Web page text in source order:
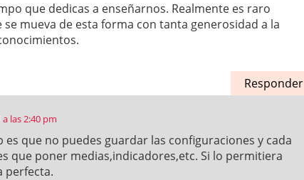
que dedicas a enseñarnos. Realmente es raro
mueva de esta forma con tanta generosidad a la
Responder
las 2:40 pm
es que no puedes guardar las configuraciones y cada
que poner medias,indicadores,etc. Si lo permitiera
perfecta.